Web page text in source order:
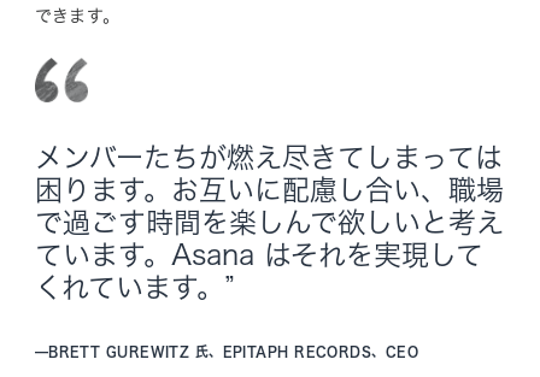
できます。
メンバーたちが燃え尽きてしまっては
困ります。お互いに配慮し合い、職場
で過ごす時間を楽しんで欲しいと考え
ています。Asana はそれを実現して
くれています。”
—BRETT GUREWITZ 氏、EPITAPH RECORDS、CEO